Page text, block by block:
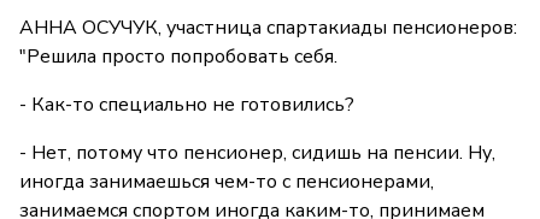
АННА ОСУЧУК, участница спартакиады пенсионеров:
"Решила просто попробовать себя.
- Как-то специально не готовились?
- Нет, потому что пенсионер, сидишь на пенсии. Ну,
иногда занимаешься чем-то с пенсионерами,
занимаемся спортом иногда каким-то, принимаем